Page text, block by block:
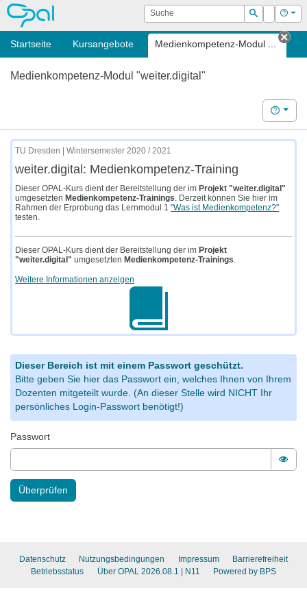
OPAL Suche
Suchen
Login Hilfe
Startseite Kursangebote Medienkompetenz-Modul ...
Medienkompetenz-Modul "weiter.digital"
Hilfe
TU Dresden | Wintersemester 2020 / 2021
weiter.digital: Medienkompetenz-Training
Dieser OPAL-Kurs dient der Bereitstellung der im Projekt "weiter.digital"
umgesetzten Medienkompetenz-Trainings. Derzeit können Sie hier im
Rahmen der Erprobung das Lernmodul 1"Was ist Medienkompetenz?"
testen.
Dieser OPAL-Kurs dient der Bereitstellung der im Projekt
"weiter.digital" umgesetzten Medienkompetenz-Trainings.
Weitere Informationen anzeigen
Dieser Bereich ist mit einem Passwort geschützt.
Bitte geben Sie hier das Passwort ein, welches Ihnen von Ihrem
Dozenten mitgeteilt wurde. (An dieser Stelle wird NICHT Ihr
persönliches Login-Passwort benötigt!)
Passwort
Überprüfen
Datenschutz Nutzungsbedingungen Impressum
Barrierefreiheit
Betriebsstatus
Über OPAL 2026.08.1 | N11 Powered by BPS